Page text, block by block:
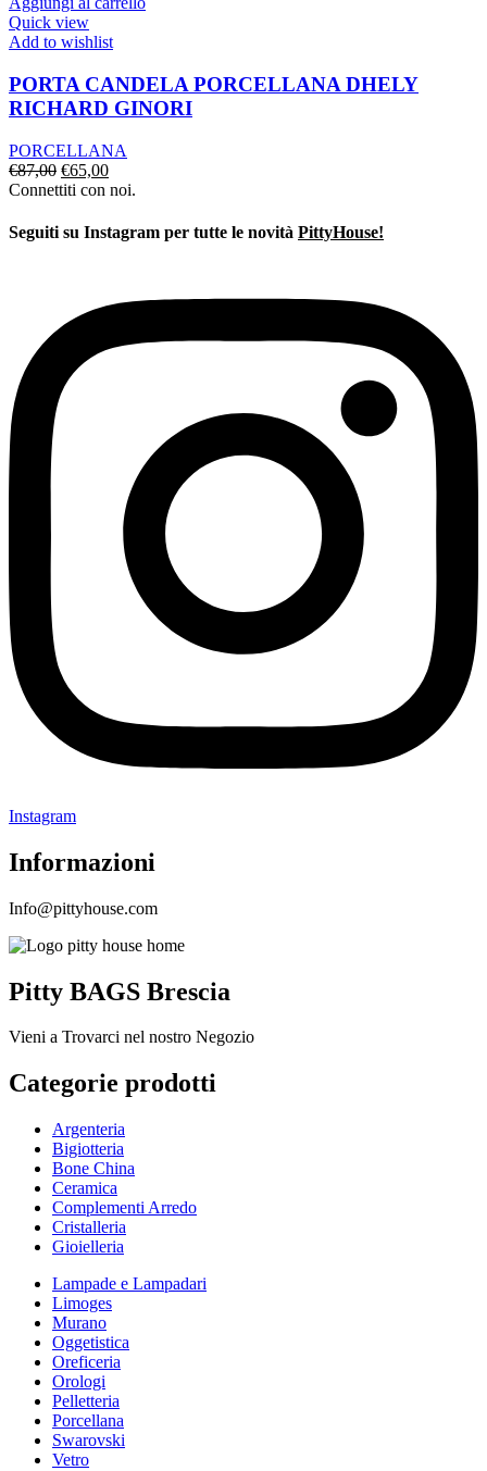
Quick view
Add to wishlist
PORTA CANDELA PORCELLANA DHELY
RICHARD GINORI
PORCELLANA
€87,00 Il
prezzo
era:
€65,00Il
prezzo
è:
€65,00.
Connettiti con noi.
Seguiti su Instagram per tutte le novità PittyHouse!
Instagram
Informazioni
Info@pittyhouse.com
Pitty BAGS Brescia
Vieni a Trovarci nel nostro Negozio
Categorie prodotti
Argenteria
Bigiotteria
Bone China
Ceramica
Complementi Arredo
Cristalleria
Gioielleria
Lampade e Lampadari
Limoges
Murano
Oggetistica
Oreficeria
Orologi
Pelletteria
Porcellana
Swarovski
Vetro